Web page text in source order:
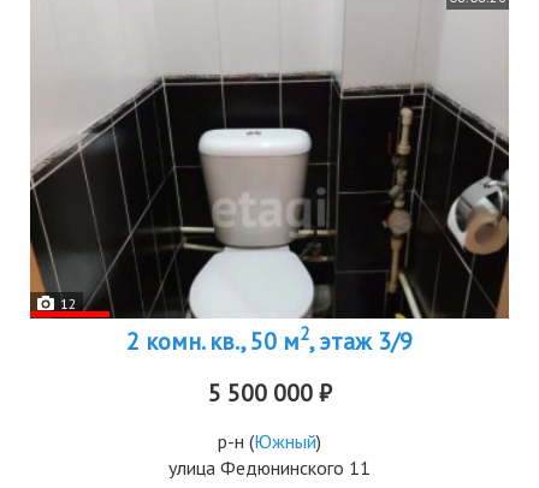
12
2 комн. кв., 50 м2, этаж 3/9
5 500 000 ₽
р-н (Южный)
улица Федюнинского 11